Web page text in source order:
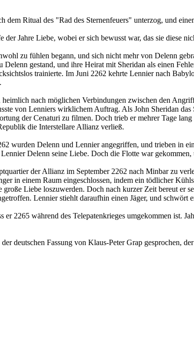
Ritual des "Rad des Sternenfeuers" unterzog, und
Jahre Liebe, wobei er sich bewusst war, das sie diese
zu fühlen begann, und sich nicht mehr von Delenn
gestand, und ihre Heirat mit Sheridan als einen
trainierte. Im Juni 2262 kehrte Lennier nach
nach möglichen Verbindungen zwischen den
von Lenniers wirklichem Auftrag. Als John Sheridan
der Cenaturi zu filmen. Doch trieb er mehrer Tage
die Interstellare Allianz verließ.
wurden Delenn und Lennier angegriffen, und trieben in
Delenn seine Liebe. Doch die Flotte war
der Allianz im September 2262 nach Minbar zu
in einem Raum eingeschlossen, indem ein tödlicher
Liebe loszuwerden. Doch nach kurzer Zeit bereut er
Lennier stiehlt daraufhin einen Jäger, und
2265 während des Telepatenkrieges umgekommen ist.
deutschen Fassung von Klaus-Peter Grap gesprochen,